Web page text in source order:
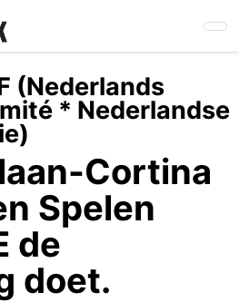
(Nederlands
* Nederlandse
Cortina
Spelen
de
doet.